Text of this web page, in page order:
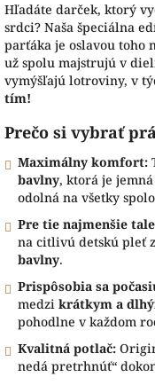
Hľadáte darček, ktorý
srdci? Naša špeciálna
parťáka je oslavou toho
už spolu majstrujú v
vymýšľajú lotroviny, v
tím!
Prečo si vybrať
Maximálny komfort:
bavlny, ktorá je
odolná na všetky
Pre tie najmenšie
na citlivú detskú pleť
bavlny.
Prispôsobia sa
medzi krátkym a
pohodlne v každom
Kvalitná potlač:
nedá pretrhnúť“